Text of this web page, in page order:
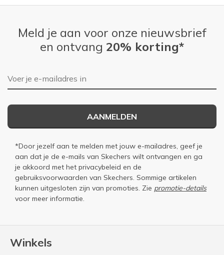
Winkels
Meld je aan voor onze nieuwsbrief
en ontvang 20% korting*
E-mailadres
AANMELDEN
*Door jezelf aan te melden met jouw e-mailadres, geef je
aan dat je de e-mails van Skechers wilt ontvangen en ga
je akkoord met het privacybeleid en de
gebruiksvoorwaarden van Skechers. Sommige artikelen
kunnen uitgesloten zijn van promoties. Zie promotie-details
voor meer informatie.